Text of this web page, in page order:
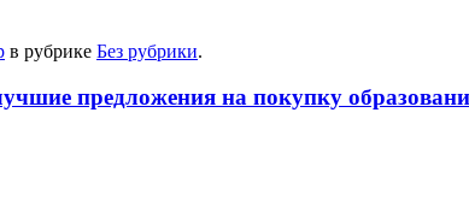
в рубрике Без рубрики.
предложения на покупку